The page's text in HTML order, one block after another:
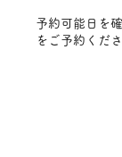
予約可能日を
をご予約くださ